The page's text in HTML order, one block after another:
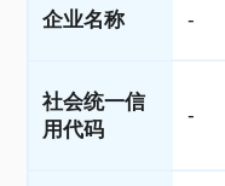
企业名称 -
社会统一信
用代码
-